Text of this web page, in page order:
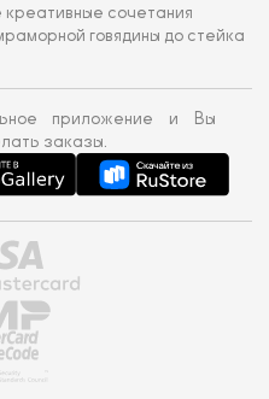
сочетания
говядины до стейка
приложение и Вы
заказы.